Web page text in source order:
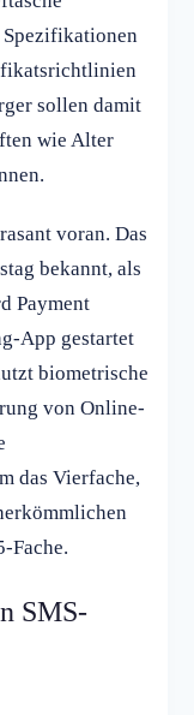
sollen damit
wie Alter
voran. Das
bekannt, als
Payment
App gestartet
biometrische
von Online-
das Vierfache,
Fache.
SMS-